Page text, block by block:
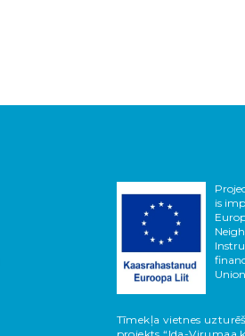
is
Union
Tīmekļa vietnes